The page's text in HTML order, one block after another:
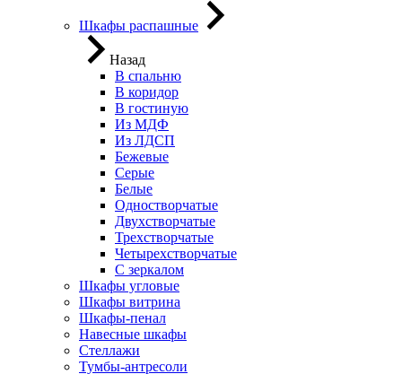
Шкафы распашные
Назад
В спальню
В коридор
В гостиную
Из МДФ
Из ЛДСП
Бежевые
Серые
Белые
Одностворчатые
Двухстворчатые
Трехстворчатые
Четырехстворчатые
С зеркалом
Шкафы угловые
Шкафы витрина
Шкафы-пенал
Навесные шкафы
Стеллажи
Тумбы-антресоли